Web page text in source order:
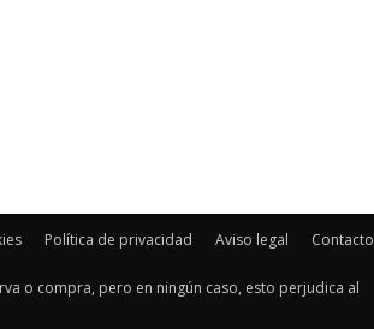
Política de privacidad Aviso legal Contacto
o compra, pero en ningún caso, esto perjudica al